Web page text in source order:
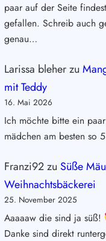
paar auf der Seite
gefallen. Schreib auch
genau…
Larissa bleherzu
mit Teddy
16. Mai 2026
Ich möchte bitte ein
mädchen am besten so
Franzi92zu Süße
Weihnachtsbäckerei
25. November 2025
Aaaaaw die sind ja süß!
Danke sind direkt